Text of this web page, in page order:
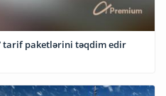
tarif paketlərini təqdim edir